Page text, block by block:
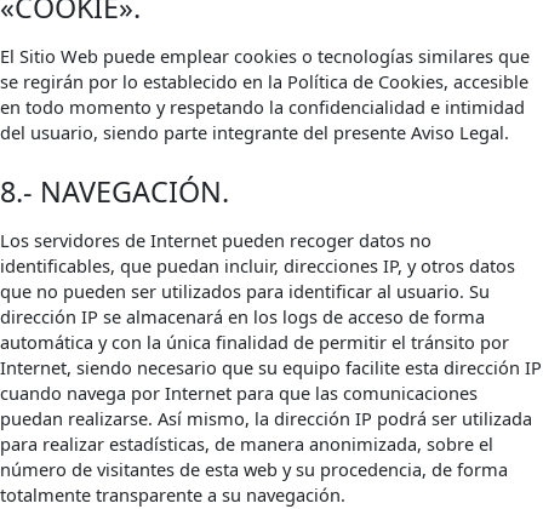
El Sitio Web puede emplear cookies o tecnologías similares que
se regirán por lo establecido en la Política de Cookies, accesible
en todo momento y respetando la confidencialidad e intimidad
del usuario, siendo parte integrante del presente Aviso Legal.
8.- NAVEGACIÓN.
Los servidores de Internet pueden recoger datos no
identificables, que puedan incluir, direcciones IP, y otros datos
que no pueden ser utilizados para identificar al usuario. Su
dirección IP se almacenará en los logs de acceso de forma
automática y con la única finalidad de permitir el tránsito por
Internet, siendo necesario que su equipo facilite esta dirección IP
cuando navega por Internet para que las comunicaciones
puedan realizarse. Así mismo, la dirección IP podrá ser utilizada
para realizar estadísticas, de manera anonimizada, sobre el
número de visitantes de esta web y su procedencia, de forma
totalmente transparente a su navegación.